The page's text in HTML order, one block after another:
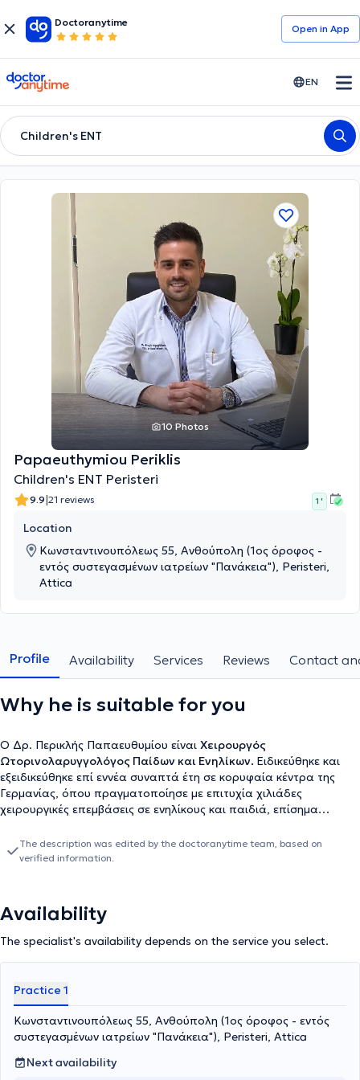
Doctoranytime
Open in Αpp
doctoranytime EN
Children's ENT
10 Photos
Papaeuthymiou Periklis
Children's ENT Peristeri
9.9|21 reviews 1 '
Location
Κωνσταντινουπόλεως 55, Ανθούπολη (1ος όροφος -
εντός συστεγασμένων ιατρείων "Πανάκεια"), Peristeri,
Attica
Profile Availability Services Reviews Contact
Why he is suitable for you
Ο Δρ. Περικλής Παπαευθυμίου είναι Χειρουργός
Ωτορινολαρυγγολόγος Παίδων και Ενηλίκων. Ειδικεύθηκε και
εξειδικεύθηκε επί εννέα συναπτά έτη σε κορυφαία κέντρα της
Γερμανίας, όπου πραγματοποίησε με επιτυχία χιλιάδες
χειρουργικές επεμβάσεις σε ενηλίκους και παιδιά, επίσημα
επεμβάσεων. Εξειδικεύτηκε στην χειρουργικήαμυγδαλών και
αδενοειδών εκβλαστήσεων (κρεατάκια),
αντιμετώπιση του παιδικού Ροχαλητού
Υπνικής Άπνοιας, την χειρουργική των υπερτροφικών
κογχών με ραδιοσυχνότητες, τηνΩτοπλαστική σε παιδιά
παιδιά με συγγενή απλασία/υποπλασία ωτικού πτερυγίου
(ανωτία/μικρωτία) με αυτόλογο πλευρικό χόνδρο. Είναι κάτοχος
τουγερμανικού Τίτλου Ειδικότητας στην
Ωτορινολαρυγγολογία, τον οποίο κατέκτησε μετά την
Ωτορινολαρυγγολογία στα νοσοκομεία Universitätsklinikum Essen
The description was edited by the doctoranytime team, based on
verified information.
Availability
The specialist's availability depends on the service you select.
Practice 1
Κωνσταντινουπόλεως 55, Ανθούπολη (1ος όροφος - εντός
συστεγασμένων ιατρείων "Πανάκεια"), Peristeri, Attica
Next availability